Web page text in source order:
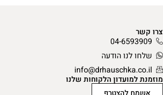
צרו קשר
04-6593909
שלחו לנו הודעה
info@drhauschka.co.il
מוזמנת למועדון הלקוחות שלנו